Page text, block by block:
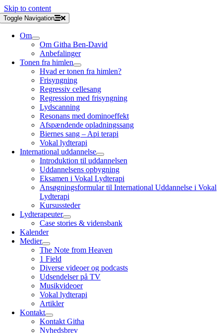
Skip to content
Toggle Navigation
Om
Om Githa Ben-David
Anbefalinger
Tonen fra himlen
Hvad er tonen fra himlen?
Frisyngning
Regressiv cellesang
Regression med frisyngning
Lydscanning
Resonans med dominoeffekt
Afspændende opladningssang
Biernes sang – Api terapi
Vokal lydterapi
International uddannelse
Introduktion til uddannelsen
Uddannelsens opbygning
Eksamen i Vokal Lydterapi
Ansøgningsformular til International Uddannelse i Vokal
Lydterapi
Kursussteder
Lydterapeuter
Case stories & vidensbank
Kalender
Medier
The Note from Heaven
1 Field
Diverse videoer og podcasts
Udsendelser på TV
Musikvideoer
Vokal lydterapi
Artikler
Kontakt
Kontakt Githa
Nyhedsbrev